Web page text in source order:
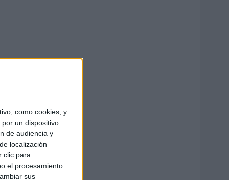
como cookies, y
un dispositivo
de audiencia y
localización
clic para
el procesamiento
sus